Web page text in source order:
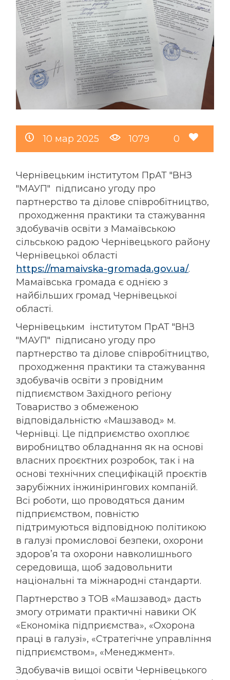
10 мар 2025 1079 0
Чернівецьким інститутом ПрАТ "ВНЗ
"МАУП" підписано угоду про
партнерство та ділове співробітництво,
проходження практики та стажування
здобувачів освіти з Мамаївською
сільською радою Чернівецького району
Чернівецької області
https://mamaivska-gromada.gov.ua/.
Мамаївська громада є однією з
найбільших громад Чернівецької
області.
Чернівецьким інститутом ПрАТ "ВНЗ
"МАУП" підписано угоду про
партнерство та ділове співробітництво,
проходження практики та стажування
здобувачів освіти з провідним
підпиємством Західного регіону
Товариство з обмеженою
відповідальністю «Машзавод» м.
Чернівці. Це підприємство охоплює
виробництво обладнання як на основі
власних проєктних розробок, так і на
основі технічних специфікацій проєктів
зарубіжних інжинірингових компаній.
Всі роботи, що проводяться даним
підприємством, повністю
підтримуються відповідною політикою
в галузі промислової безпеки, охорони
здоров’я та охорони навколишнього
середовища, щоб задовольнити
національні та міжнародні стандарти.
Партнерство з ТОВ «Машзавод» дасть
змогу отримати практичні навики ОК
«Економіка підприємства», «Охорона
праці в галузі», «Стратегічне управління
підприємством», «Менеджмент».
Здобувачів вищої освіти Чернівецького